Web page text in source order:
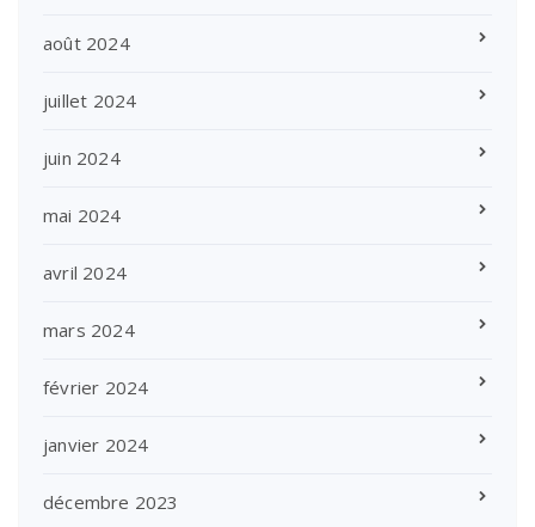
août 2024
juillet 2024
juin 2024
mai 2024
avril 2024
mars 2024
février 2024
janvier 2024
décembre 2023